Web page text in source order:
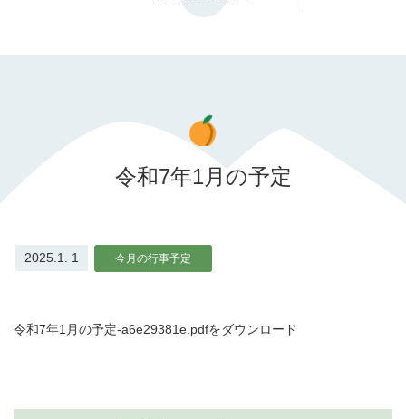
令和7年1月の予定
2025.1. 1 今月の行事予定
令和7年1月の予定-a6e29381e.pdfをダウンロード